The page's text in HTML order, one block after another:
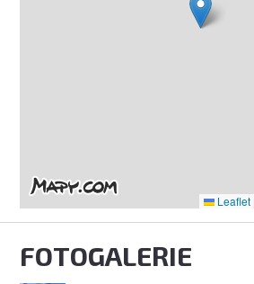
Leaflet
FOTOGALERIE